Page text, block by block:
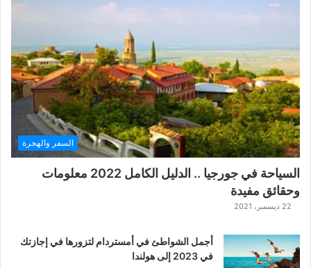
ر
ب
ا
ل
ت
ت
ا
ا
ل
ا
س
ي
السفر والهجرة
السياحة في جورجيا .. الدليل الكامل 2022 معلومات
وحقائق مفيدة
22 ديسمبر، 2021
أجمل الشواطئ في أمستردام لتزورها في إجازتك
في 2023 إلى هولندا